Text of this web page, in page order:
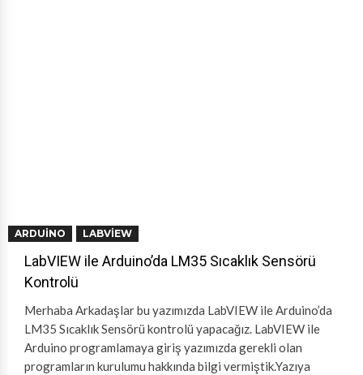
ARDUINO LABVIEW
LabVIEW ile Arduino’da LM35 Sıcaklık Sensörü
Kontrolü
Merhaba Arkadaşlar bu yazımızda LabVIEW ile Arduino’da
LM35 Sıcaklık Sensörü kontrolü yapacağız. LabVIEW ile
Arduino programlamaya giriş yazımızda gerekli olan
programların kurulumu hakkında bilgi vermiştik.Yazıya